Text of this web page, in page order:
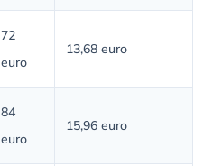
72
euro
13,68 euro
84
euro
15,96 euro